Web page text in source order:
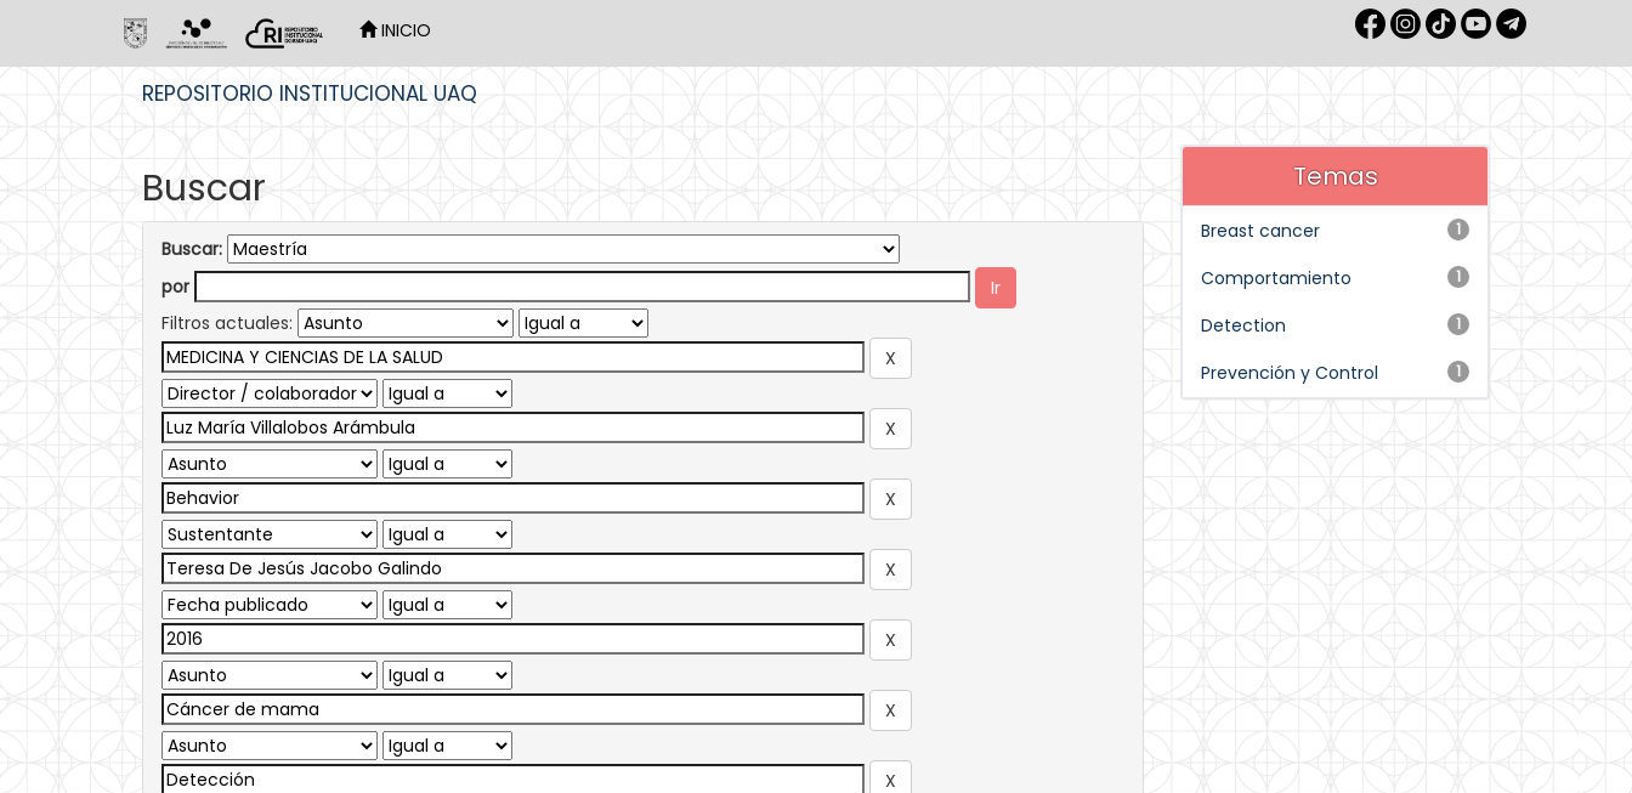
INICIO
REPOSITORIO INSTITUCIONAL UAQ
Buscar
Buscar:
por
Filtros actuales:
Temas
1
Breast cancer
1
Comportamiento
1
Detection
1
Prevención y Control